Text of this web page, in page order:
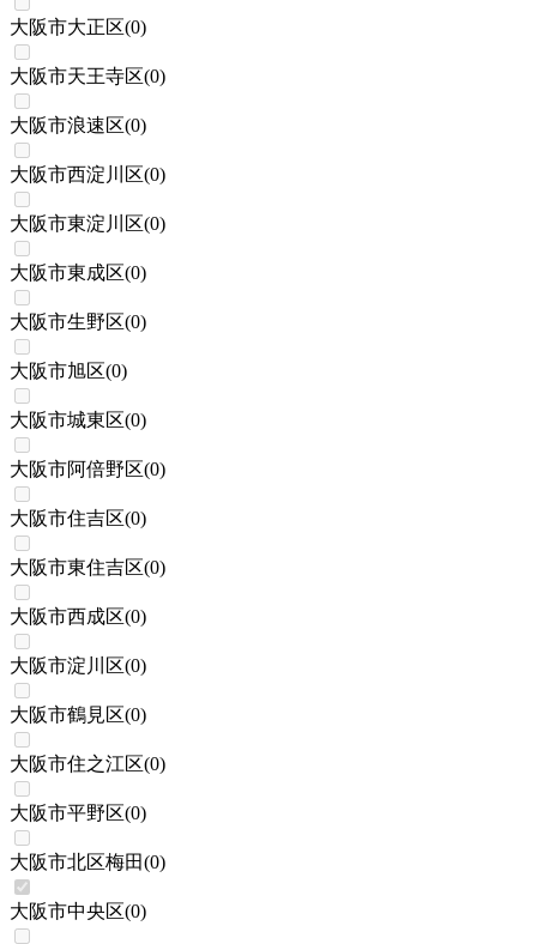
大阪市大正区(0)
大阪市天王寺区(0)
大阪市浪速区(0)
大阪市西淀川区(0)
大阪市東淀川区(0)
大阪市東成区(0)
大阪市生野区(0)
大阪市旭区(0)
大阪市城東区(0)
大阪市阿倍野区(0)
大阪市住吉区(0)
大阪市東住吉区(0)
大阪市西成区(0)
大阪市淀川区(0)
大阪市鶴見区(0)
大阪市住之江区(0)
大阪市平野区(0)
大阪市北区梅田(0)
大阪市中央区(0)